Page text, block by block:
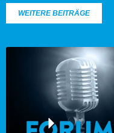
WEITERE BEITRÄGE